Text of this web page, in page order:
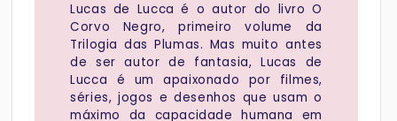
Lucas de Lucca é o autor do livro O
Corvo Negro, primeiro volume da
Trilogia das Plumas. Mas muito antes
de ser autor de fantasia, Lucas de
Lucca é um apaixonado por filmes,
séries, jogos e desenhos que usam o
máximo da capacidade humana em